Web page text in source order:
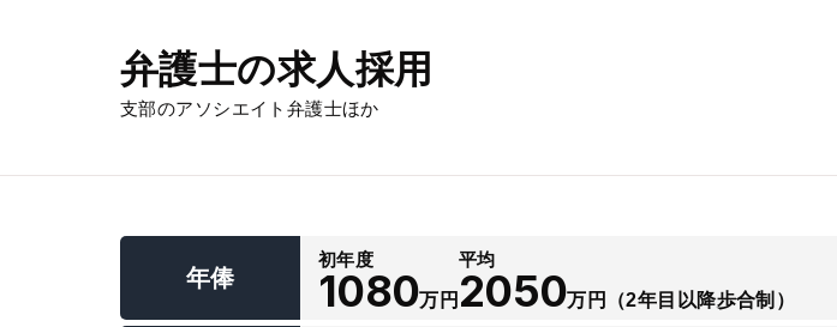
弁護士の求人採用
支部のアソシエイト弁護士ほか
年俸
初年度
1080万円
平均
2050万円 （2年目以降歩合制）